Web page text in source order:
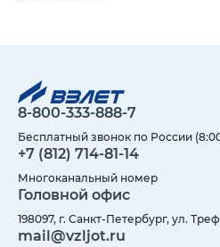
8-800-333-888-7
Бесплатный звонок по России
+7 (812) 714-81-14
Многоканальный номер
Головной офис
198097, г. Санкт-Петербург, ул.
mail@vzljot.ru